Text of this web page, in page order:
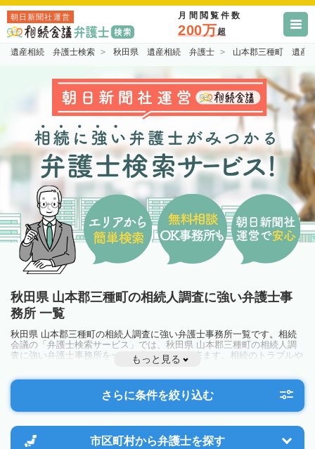
朝日新聞社運営 月間閲覧件数
200万超
遺産相続 弁護士検索 秋田県 遺産相続 弁護士 山本郡三種町 遺産
秋田県 山本郡三種町の相続人調査に強い弁護士事
務所 一覧
秋田県 山本郡三種町の相続人調査に強い弁護士事務所一覧です。相続
会議の「弁護士検索サービス」では、秋田県 山本郡三種町の相続人調
査に強い弁護士事務所を一覧で見ることが出来ます。相続のトラブルや
お悩みを抱えている方は一度近隣の弁護士に相談してみましょう。
もっと見る
さらに条件を絞り込む
市区町村から弁護士を探す